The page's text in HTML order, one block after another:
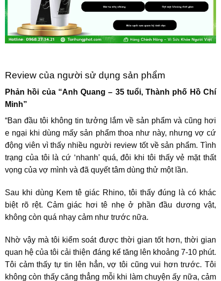
Review của người sử dụng sản phẩm
Phản hồi của “Anh Quang – 35 tuổi, Thành phố Hồ Chí
Minh”
“Ban đầu tôi không tin tưởng lắm về sản phẩm và cũng hơi
e ngại khi dùng mấy sản phẩm thoa như này, nhưng vợ cứ
động viên vì thấy nhiều người review tốt về sản phẩm. Tình
trạng của tôi là cứ ‘nhanh’ quá, đôi khi tôi thấy vẻ mặt thất
vọng của vợ mình và đã quyết tâm dùng thử một lần.
Sau khi dùng Kem tê giác Rhino, tôi thấy đúng là có khác
biệt rõ rệt. Cảm giác hơi tê nhẹ ở phần đầu dương vật,
không còn quá nhạy cảm như trước nữa.
Nhờ vậy mà tôi kiểm soát được thời gian tốt hơn, thời gian
quan hệ của tôi cải thiện đáng kể tăng lên khoảng 7-10 phút.
Tôi cảm thấy tự tin lên hẳn, vợ tôi cũng vui hơn trước. Tôi
không còn thấy căng thẳng mỗi khi làm chuyện ấy nữa, cảm